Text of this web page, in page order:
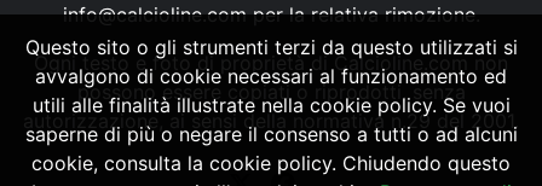
info@calcioline.comper la relativa rimozione.
Ogni testo e foto di proprietà di Calcioline.com non
possono essere copiati o riprodotti, senza
autorizzazione, ai sensi della normativa n.29 del 2001.
Questo sito o gli strumenti terzi da questo utilizzati si
avvalgono di cookie necessari al funzionamento ed
utili alle finalità illustrate nella cookie policy. Se vuoi
saperne di più o negare il consenso a tutti o ad alcuni
cookie, consulta la cookie policy. Chiudendo questo